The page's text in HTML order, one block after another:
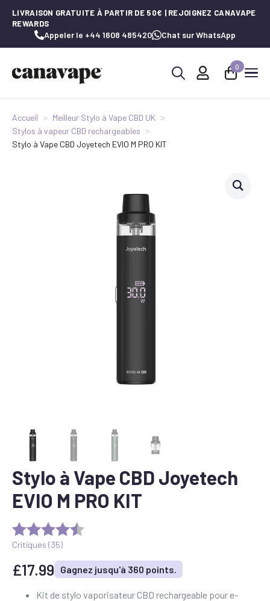
LIVRAISON GRATUITE À PARTIR DE 50€ | REJOIGNEZ CANAVAPE
REWARDS
Appeler le +44 1608 485420 Chat sur WhatsApp
0
Accueil
Meilleur Stylo à Vape CBD UK
Stylos à vapeur CBD rechargeables
Stylo à Vape CBD Joyetech EVIO M PRO KIT
Stylo à Vape CBD Joyetech
EVIO M PRO KIT
Critiques (35)
£17.99 Gagnez jusqu'à 360 points.
Kit de stylo vaporisateur CBD rechargeable pour e-